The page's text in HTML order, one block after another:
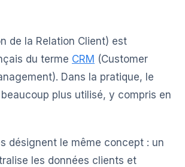
de la Relation Client) est
du terme CRM (Customer
Dans la pratique, le
plus utilisé, y compris en
désignent le même concept : un
les données clients et